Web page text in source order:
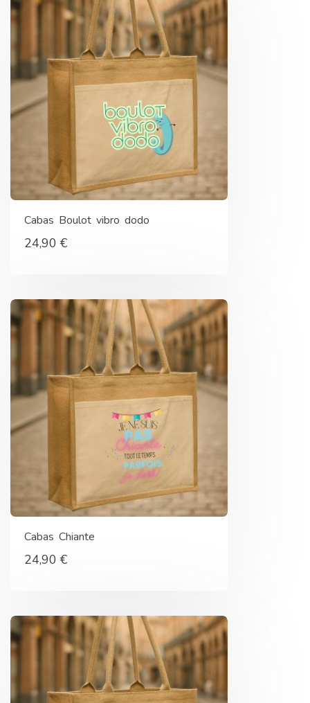
Cabas Boulot vibro dodo
24,90 €
Cabas Chiante
24,90 €